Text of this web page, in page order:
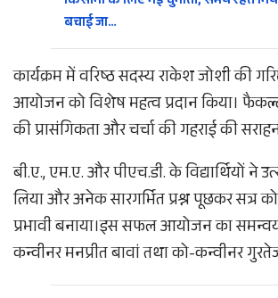
बचाई जा…
कार्यक्रम में वरिष्ठ सदस्य राकेश जोशी की
आयोजन को विशेष महत्व प्रदान किया।
की प्रासंगिकता और चर्चा की गहराई की
बी.ए., एम.ए. और पीएच.डी. के विद्यार्थियों ने
लिया और अनेक सारगर्भित प्रश्न पूछकर सत्र
प्रभावी बनाया।​इस सफल आयोजन का
कन्वीनर मनप्रीत बावां तथा को-कन्वीनर